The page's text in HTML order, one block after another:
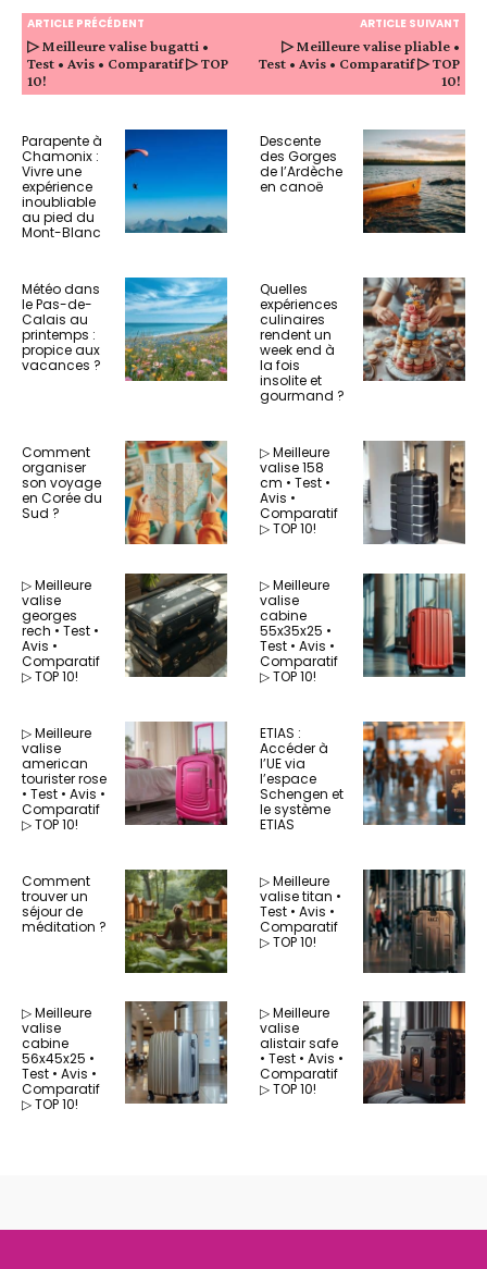
ARTICLE PRÉCÉDENT
▷ Meilleure valise bugatti •
Test • Avis • Comparatif ▷ TOP
10!
ARTICLE SUIVANT
▷ Meilleure valise pliable •
Test • Avis • Comparatif ▷ TOP
10!
Parapente à
Chamonix :
Vivre une
expérience
inoubliable
au pied du
Mont-Blanc
Descente
des Gorges
de l’Ardèche
en canoë
Météo dans
le Pas-de-
Calais au
printemps :
propice aux
vacances ?
Quelles
expériences
culinaires
rendent un
week end à
la fois
insolite et
gourmand ?
Comment
organiser
son voyage
en Corée du
Sud ?
▷ Meilleure
valise 158
cm • Test •
Avis •
Comparatif
▷ TOP 10!
▷ Meilleure
valise
georges
rech • Test •
Avis •
Comparatif
▷ TOP 10!
▷ Meilleure
valise
cabine
55x35x25 •
Test • Avis •
Comparatif
▷ TOP 10!
▷ Meilleure
valise
american
tourister rose
• Test • Avis •
Comparatif
▷ TOP 10!
ETIAS :
Accéder à
l’UE via
l’espace
Schengen et
le système
ETIAS
Comment
trouver un
séjour de
méditation ?
▷ Meilleure
valise titan •
Test • Avis •
Comparatif
▷ TOP 10!
▷ Meilleure
valise
cabine
56x45x25 •
Test • Avis •
Comparatif
▷ TOP 10!
▷ Meilleure
valise
alistair safe
• Test • Avis •
Comparatif
▷ TOP 10!